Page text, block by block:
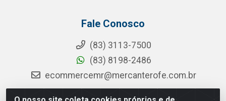
Fale Conosco
(83) 3113-7500
(83) 8198-2486
ecommercemr@mercanterofe.com.br